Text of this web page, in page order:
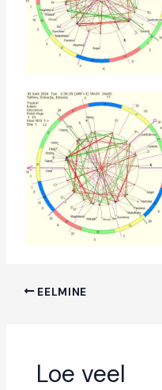
EELMINE
Loe veel